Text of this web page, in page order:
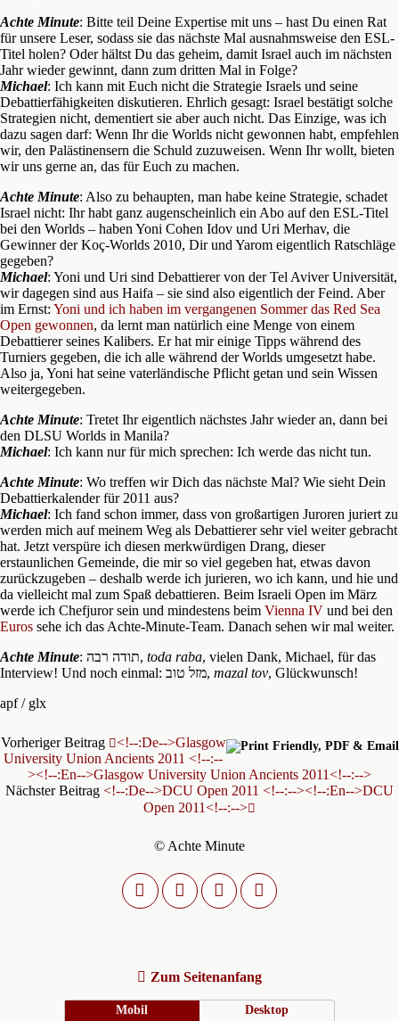
Achte Minute: Bitte teil Deine Expertise mit uns – hast Du einen Rat
für unsere Leser, sodass sie das nächste Mal ausnahmsweise den ESL-
Titel holen? Oder hältst Du das geheim, damit Israel auch im nächsten
Jahr wieder gewinnt, dann zum dritten Mal in Folge?
Michael: Ich kann mit Euch nicht die Strategie Israels und seine
Debattierfähigkeiten diskutieren. Ehrlich gesagt: Israel bestätigt solche
Strategien nicht, dementiert sie aber auch nicht. Das Einzige, was ich
dazu sagen darf: Wenn Ihr die Worlds nicht gewonnen habt, empfehlen
wir, den Palästinensern die Schuld zuzuweisen. Wenn Ihr wollt, bieten
wir uns gerne an, das für Euch zu machen.
Achte Minute: Also zu behaupten, man habe keine Strategie, schadet
Israel nicht: Ihr habt ganz augenscheinlich ein Abo auf den ESL-Titel
bei den Worlds – haben Yoni Cohen Idov und Uri Merhav, die
Gewinner der Koç-Worlds 2010, Dir und Yarom eigentlich Ratschläge
gegeben?
Michael: Yoni und Uri sind Debattierer von der Tel Aviver Universität,
wir dagegen sind aus Haifa – sie sind also eigentlich der Feind. Aber
im Ernst: Yoni und ich haben im vergangenen Sommer das Red Sea
Open gewonnen, da lernt man natürlich eine Menge von einem
Debattierer seines Kalibers. Er hat mir einige Tipps während des
Turniers gegeben, die ich alle während der Worlds umgesetzt habe.
Also ja, Yoni hat seine vaterländische Pflicht getan und sein Wissen
weitergegeben.
Achte Minute: Tretet Ihr eigentlich nächstes Jahr wieder an, dann bei
den DLSU Worlds in Manila?
Michael: Ich kann nur für mich sprechen: Ich werde das nicht tun.
Achte Minute: Wo treffen wir Dich das nächste Mal? Wie sieht Dein
Debattierkalender für 2011 aus?
Michael: Ich fand schon immer, dass von großartigen Juroren juriert zu
werden mich auf meinem Weg als Debattierer sehr viel weiter gebracht
hat. Jetzt verspüre ich diesen merkwürdigen Drang, dieser
erstaunlichen Gemeinde, die mir so viel gegeben hat, etwas davon
zurückzugeben – deshalb werde ich jurieren, wo ich kann, und hie und
da vielleicht mal zum Spaß debattieren. Beim Israeli Open im März
werde ich Chefjuror sein und mindestens beim Vienna IV und bei den
Euros sehe ich das Achte-Minute-Team. Danach sehen wir mal weiter.
Achte Minute
: תודה רבה, toda raba, vielen Dank, Michael, für das
Interview! Und noch einmal: מזל טוב, mazal tov, Glückwunsch!
apf / glx
Vorheriger Beitrag
<!--:de-->Glasgow
University Union Ancients 2011 <!--:--
><!--:en-->Glasgow University Union Ancients 2011<!--:-->
Nächster Beitrag <!--:de-->DCU Open 2011 <!--:--><!--:en-->DCU
Open 2011<!--:-->
© Achte Minute
Zum Seitenanfang
Mobil Desktop